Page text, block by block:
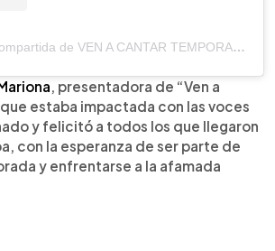
Una publicación compartida de VEN A CANTAR TEMPORADA 2 (@venacantartcs)
, presentadora de “Ven a
estaba impactada con las voces
y felicitó a todos los que llegaron
con la esperanza de ser parte de
y enfrentarse a la afamada